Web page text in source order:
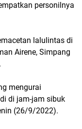
personilnya
lalulintas di
Airene, Simpang
mengurai
di jam-jam sibuk
(26/9/2022).